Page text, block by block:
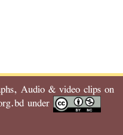
Audio & video clips on
under